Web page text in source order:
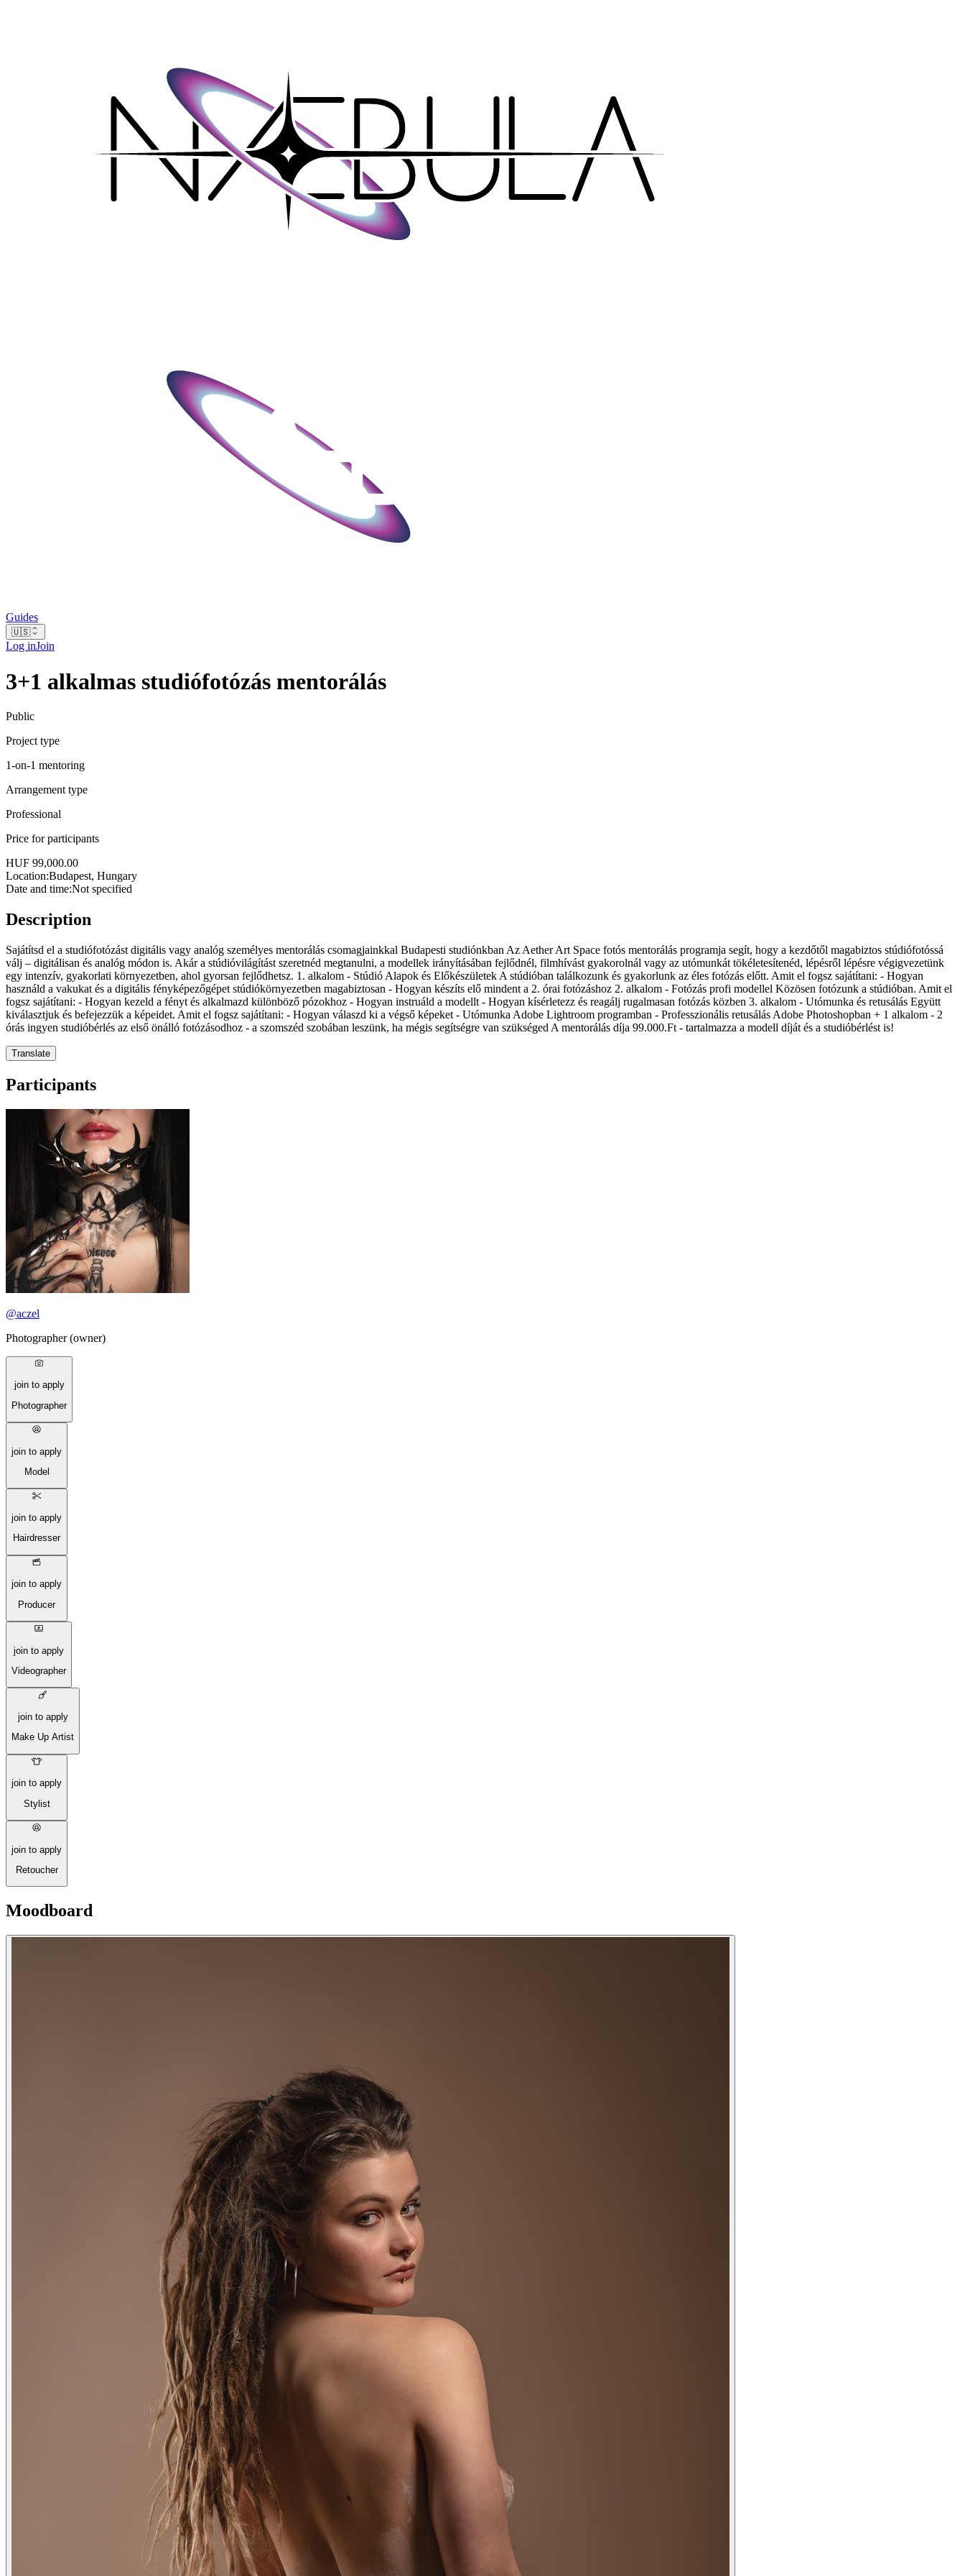
Guides
🇺🇸
Log inJoin
3+1 alkalmas studiófotózás mentorálás
Public
Project type
1-on-1 mentoring
Arrangement type
Professional
Price for participants
HUF 99,000.00
Location:Budapest, Hungary
Date and time:Not specified
Description
Sajátítsd el a studiófotózást digitális vagy analóg személyes mentorálás csomagjainkkal Budapesti studiónkban Az Aether Art Space fotós mentorálás programja segít, hogy a kezdőtől magabiztos stúdiófotóssá
válj – digitálisan és analóg módon is. Akár a stúdióvilágítást szeretnéd megtanulni, a modellek irányításában fejlődnél, filmhívást gyakorolnál vagy az utómunkát tökéletesítenéd, lépésről lépésre végigvezetünk
egy intenzív, gyakorlati környezetben, ahol gyorsan fejlődhetsz. 1. alkalom - Stúdió Alapok és Előkészületek A stúdióban találkozunk és gyakorlunk az éles fotózás előtt. Amit el fogsz sajátítani: - Hogyan
használd a vakukat és a digitális fényképezőgépet stúdiókörnyezetben magabiztosan - Hogyan készíts elő mindent a 2. órai fotózáshoz 2. alkalom - Fotózás profi modellel Közösen fotózunk a stúdióban. Amit el
fogsz sajátítani: - Hogyan kezeld a fényt és alkalmazd különböző pózokhoz - Hogyan instruáld a modellt - Hogyan kísérletezz és reagálj rugalmasan fotózás közben 3. alkalom - Utómunka és retusálás Együtt
kiválasztjuk és befejezzük a képeidet. Amit el fogsz sajátítani: - Hogyan válaszd ki a végső képeket - Utómunka Adobe Lightroom programban - Professzionális retusálás Adobe Photoshopban + 1 alkalom - 2
órás ingyen studióbérlés az első önálló fotózásodhoz - a szomszéd szobában leszünk, ha mégis segítségre van szükséged A mentorálás díja 99.000.Ft - tartalmazza a modell díját és a studióbérlést is!
Translate
Participants
@aczel
Photographer (owner)
join to apply
Photographer
join to apply
Model
join to apply
Hairdresser
join to apply
Producer
join to apply
Videographer
join to apply
Make Up Artist
join to apply
Stylist
join to apply
Retoucher
Moodboard